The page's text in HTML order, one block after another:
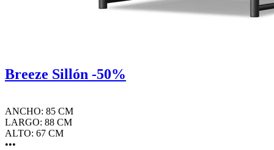
Breeze Sillón -50%
ANCHO: 85 CM
LARGO: 88 CM
ALTO: 67 CM
•••